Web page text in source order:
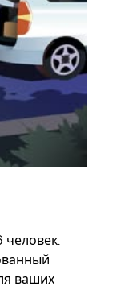
человек.
ваших